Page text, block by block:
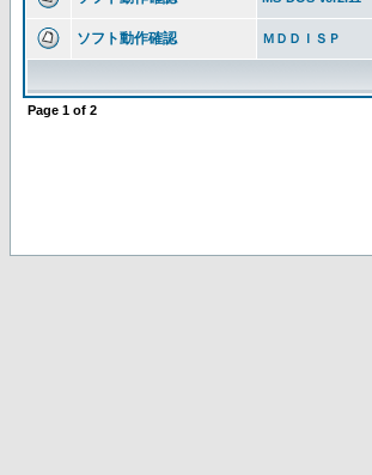
ソフト動作確認 ＭＤＤＩＳＰ
Page 1 of 2